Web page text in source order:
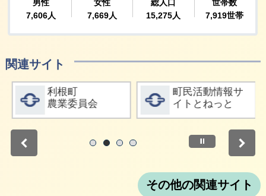
関連サイト
詳細をみる
利根町
農業委員会
詳細をみる
町民活動情報サ
イトとねっと
停止
その他の関連サイト